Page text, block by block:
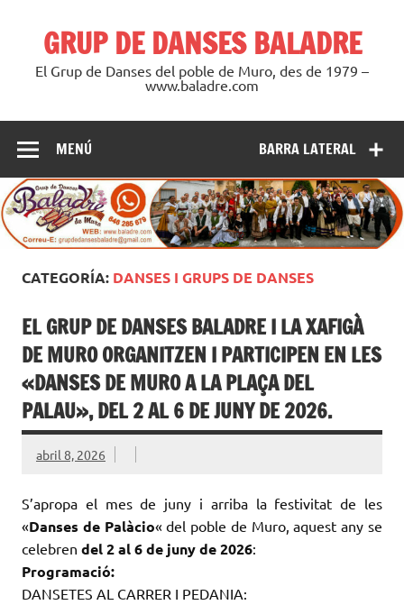
contenidoGRUP DE DANSES BALADRE
El Grup de Danses del poble de Muro, des de 1979 –
www.baladre.com
BARRA LATERAL
MENÚ
CATEGORÍA: DANSES I GRUPS DE DANSES
EL GRUP DE DANSES BALADRE I LA XAFIGÀ
DE MURO ORGANITZEN I PARTICIPEN EN LES
«DANSES DE MURO A LA PLAÇA DEL
PALAU», DEL 2 AL 6 DE JUNY DE 2026.
abril 8, 2026
S’apropa el mes de juny i arriba la festivitat de les
«Danses de Palàcio«del poble de Muro, aquest any se
celebren del 2 al 6 de juny de 2026:
Programació:
DANSETES AL CARRER I PEDANIA: